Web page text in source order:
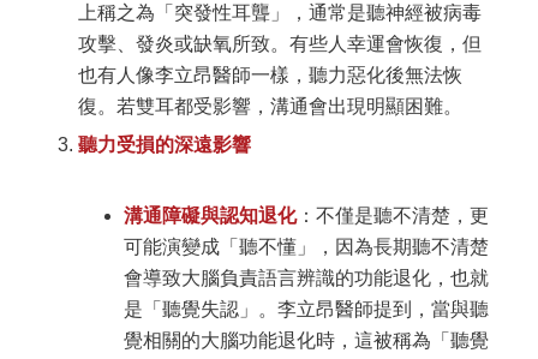
上稱之為「突發性耳聾」，通常是聽神經被病毒
攻擊、發炎或缺氧所致。有些人幸運會恢復，但
也有人像李立昂醫師一樣，聽力惡化後無法恢
復。若雙耳都受影響，溝通會出現明顯困難。
聽力受損的深遠影響
溝通障礙與認知退化：不僅是聽不清楚，更
可能演變成「聽不懂」，因為長期聽不清楚
會導致大腦負責語言辨識的功能退化，也就
是「聽覺失認」。李立昂醫師提到，當與聽
覺相關的大腦功能退化時，這被稱為「聽覺